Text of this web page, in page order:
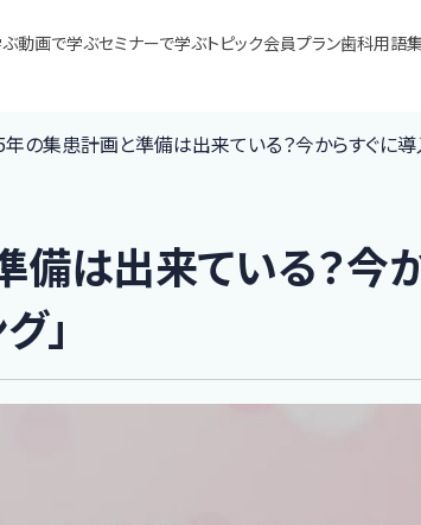
動画で学ぶセミナーで学ぶトピック会員プラン歯科用語集
の集患計画と準備は出来ている？今からすぐに導
は出来ている？今
」